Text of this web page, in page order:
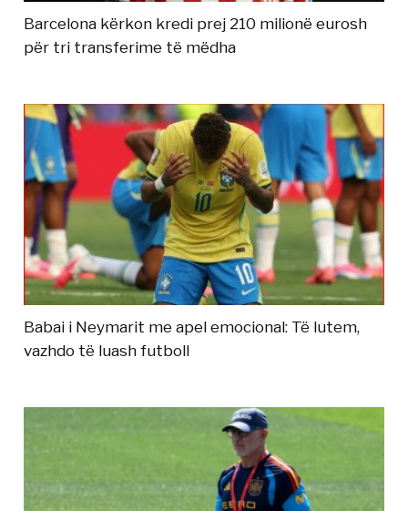
Barcelona kërkon kredi prej 210 milionë eurosh
për tri transferime të mëdha
Babai i Neymarit me apel emocional: Të lutem,
vazhdo të luash futboll